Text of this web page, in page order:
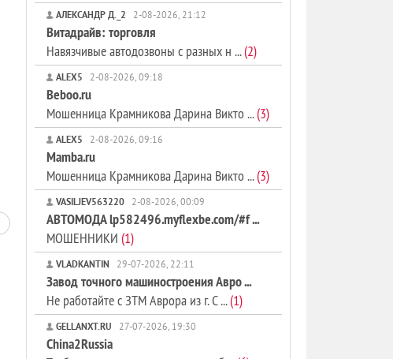
АЛЕКСАНДР Д._2 2-08-2026, 21:12
Витадрайв: торговля
Навязчивые автодозвоны с разных н ...(2)
ALEX5 2-08-2026, 09:18
Beboo.ru
Мошенница Крамникова Дарина Викто ...(3)
ALEX5 2-08-2026, 09:16
Mamba.ru
Мошенница Крамникова Дарина Викто ...(3)
VASILJEV563220 2-08-2026, 00:09
АВТОМОДА lp582496.myflexbe.com/#f ...
МОШЕННИКИ (1)
VLADKANTIN 29-07-2026, 22:11
Завод точного машиностроения Авро ...
Не работайте с ЗТМ Аврора из г. С ...(1)
GELLANXT.RU 27-07-2026, 19:30
China2Russia